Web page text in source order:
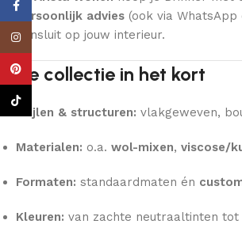
persoonlijk advies (ook via
aansluit op jouw interieur.
De collectie in het kort
Stijlen & structuren: vlakgeweven,
Materialen: o.a. wol-mixen, viscose/
Formaten: standaardmaten én
Kleuren: van zachte neutraaltinten
Instagram
Pinterest